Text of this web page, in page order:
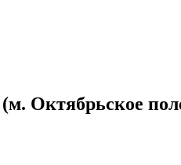
Октябрьское